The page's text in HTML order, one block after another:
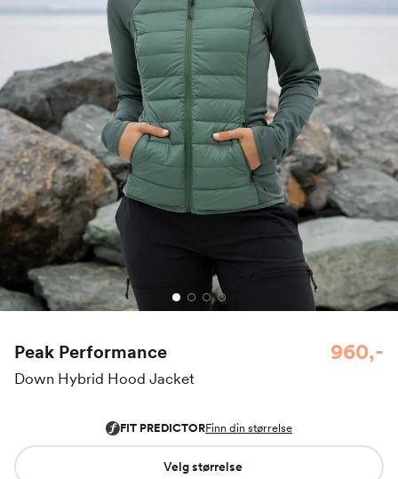
Peak Performance
Down Hybrid Hood Jacket
960,-
Velg størrelse